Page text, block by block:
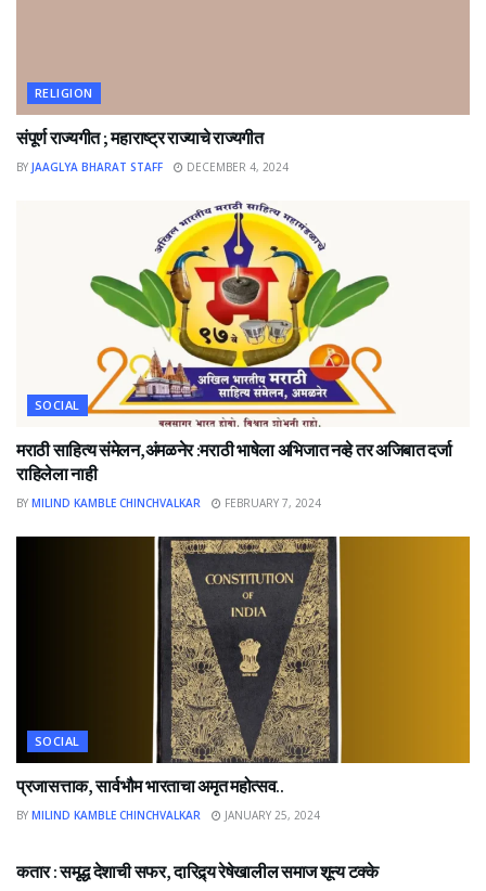
RELIGION
संपूर्ण राज्यगीत ; महाराष्ट्र राज्याचे राज्यगीत
BY JAAGLYA BHARAT STAFF DECEMBER 4, 2024
SOCIAL
मराठी साहित्य संमेलन,अंमळनेर :मराठी भाषेला अभिजात नव्हे तर अजिबात दर्जा
राहिलेला नाही
BY MILIND KAMBLE CHINCHVALKAR FEBRUARY 7, 2024
SOCIAL
प्रजासत्ताक, सार्वभौम भारताचा अमृत महोत्सव..
BY MILIND KAMBLE CHINCHVALKAR JANUARY 25, 2024
कतार : समृद्ध देशाची सफर, दारिद्र्य रेषेखालील समाज शून्य टक्के